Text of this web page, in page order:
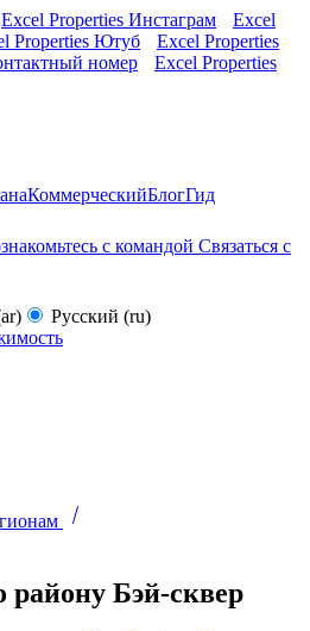
Excel Properties Инстаграм
Excel
Properties Ютуб
Excel Properties
номер
Excel Properties
КоммерческийБлогГид
с командой Связаться с
Русский (ru)
району Бэй-сквер